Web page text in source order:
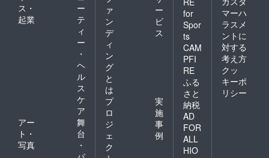
ス・
起業
ー
テ
ィ
ー
・
ヘ
ル
ス
ケ
ア
アー
ト・
写真
舞
台
・
ァ
ン
デ
ィ
ン
グ
と
は
ー
ビ
ス
プ
ロ
ジ
ェ
ク
実
施
事
例
for
Spor
ts
CAM
PFI
RE
ふる
さと
納税
AD
FOR
ALL
HIO
マーハ
ラスメ
ントに
対する
考え方
クッ
キーポ
リシー